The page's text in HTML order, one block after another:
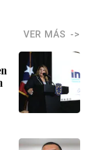
VER MÁS